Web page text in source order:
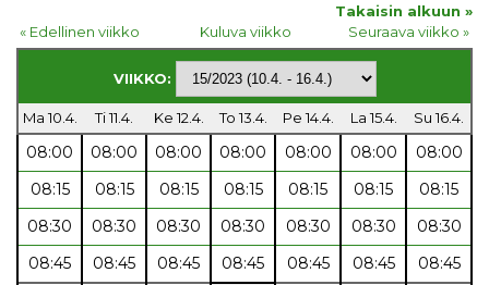
Takaisin alkuun »
« Edellinen viikko
Kuluva viikko Seuraava viikko »
VIIKKO:
Ma 10.4. Ti 11.4. Ke 12.4. To 13.4. Pe 14.4. La 15.4. Su 16.4.
08:00 08:00 08:00 08:00 08:00 08:00
08:00
08:15
08:15 08:15 08:15 08:15 08:15
08:15
08:30
08:30 08:30 08:30 08:30 08:30
08:30
08:45
08:45 08:45 08:45 08:45 08:45
08:45